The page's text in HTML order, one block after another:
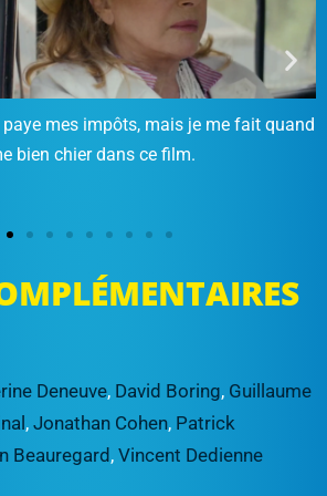
paye mes impôts, mais je me fait quand
bien chier dans ce film.
Deneuve, David Boring, Guillaume
, Jonathan Cohen, Patrick
Beauregard , Vincent Dedienne